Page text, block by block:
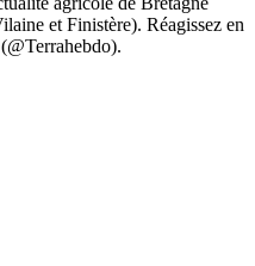
et Finistère). Réagissez en